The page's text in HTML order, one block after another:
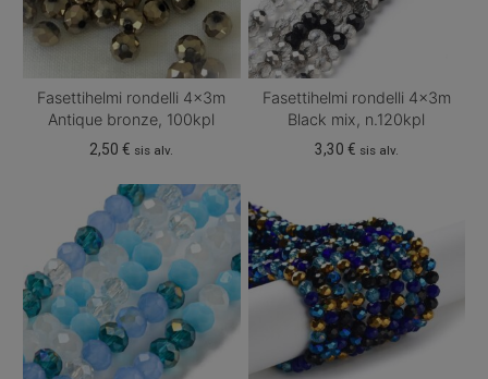
Fasettihelmi rondelli 4x3m
Antique bronze, 100kpl
2,50€ sis alv.
Fasettihelmi rondelli 4x3m
Black mix, n.120kpl
3,30 € sis alv.